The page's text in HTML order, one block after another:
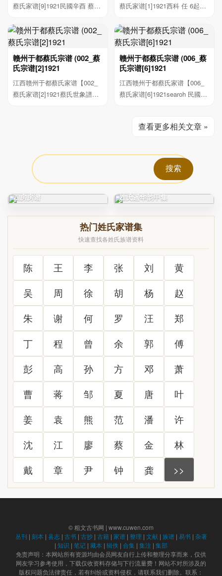
蔡氏家谱[9]1921民國辛酉 蔡氏
蔡氏家谱[1]1921西科 任 6起元
赣州于都蔡氏宗谱 (002_蔡
氏宗谱[2]1921
江西赣州于都蔡氏家谱【002_
蔡氏家谱[2]1921蔡氏世象譜巷
赣州于都蔡氏宗谱 (006_蔡
氏宗谱[6]1921
江西赣州于都蔡氏家谱【006_
蔡氏家谱[6]1921searoh 民國辛
查看更多相关文章 »
四房房谱
姓氏遥华韵甲集
热门姓氏家谱集
快速查找各姓氏族谱资料
陈 王 李 张 刘
黄
吴
周 徐 胡 杨
赵
朱
谢 何 罗 汪
郑
丁
程 曾 余 郭
傅
彭
高 孙 方 邓
萧
曹
蒋 邹 夏 唐
叶
姜
袁 熊 范 潘
许
沈
江 廖 蔡 金
林
戴
章 尹 钟 龚 >>
© 粗文古书网 | www.cuwen.com
丛刊 | 刻本| 县志| 古书 | 古抄| 古籍| 家谱| 整理 | 文献| 族谱| 易书 | 杂著
| 知识 | 笔记 | 藏本 | 辑佚 | 合集 | 集注 | 集部
免责声明：本网站所有资源均由会员网友自行上传和整理分享而来，仅供
网友学习参考使用，下载仅收资料存储与下行流量费！网站不对所涉及的
版权问题负法律责任，若有纠纷或资料侵权，请联系我们删除。联系：